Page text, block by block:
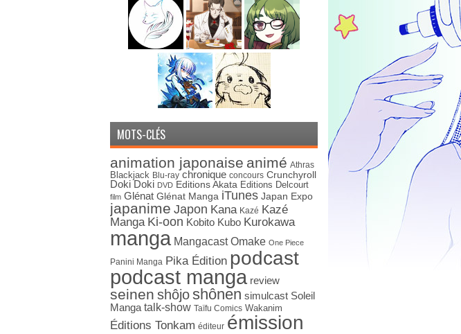
MOTS-CLÉS
animation japonaise animé Athras
Blackjack Blu-ray chronique concours Crunchyroll
Doki Doki DVD Editions Akata Editions Delcourt
film Glénat Glénat Manga iTunes Japan Expo
japanime Japon Kana Kazé Kazé
Manga Ki-oon Kobito Kubo Kurokawa
manga Mangacast Omake One Piece
Panini Manga Pika Édition podcast
podcast manga review
seinen shôjoshônen simulcast Soleil
Manga talk-show Taïfu Comics Wakanim
Éditions Tonkam éditeur émission